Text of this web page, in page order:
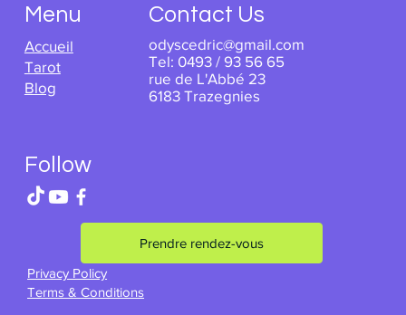
Menu
Accueil
Tarot
Blog
Contact Us
odyscedric@gmail.com
Tel: 0493 / 93 56 65
rue de L'Abbé 23
6183 Trazegnies
Follow
Prendre rendez-vous
Privacy Policy
Terms & Conditions